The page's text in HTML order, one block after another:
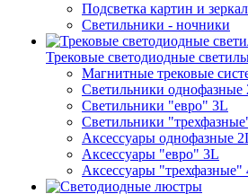
Подсветка картин и зеркал
Светильники - ночники
Трековые светодиодные
Магнитные трековые
Светильники однофазные
Светильники "евро" 3L
Светильники
Аксессуары однофазные
Аксессуары "евро" 3L
Аксессуары "трехфазные"